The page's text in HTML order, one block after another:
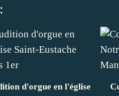
d'orgue en l'église